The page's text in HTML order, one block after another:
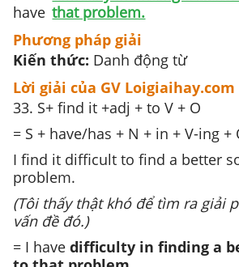
have that problem.
Phương pháp giải
Kiến thức: Danh động từ
Lời giải của GV Loigiaihay.com
33. S+ find it +adj + to V + O
= S + have/has + N + in + V-ing +
I find it difficult to find a better
problem.
(Tôi thấy thật khó để tìm ra giải
vấn đề đó.)
= I have difficulty in finding a